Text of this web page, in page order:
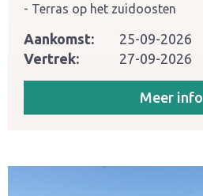
Terras op het zuidoosten
Aankomst:
25-09-2026
Vertrek:
27-09-2026
Meer info